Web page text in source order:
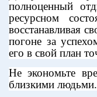
полноценный
ресурсном
восстанавливая
погоне за
его в свой план
Не экономьте
близкими людьми.